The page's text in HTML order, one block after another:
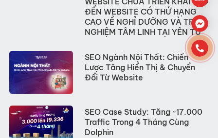
ĐẾN WEBSITE CÓ THỨ HẠNG
CAO VỀ NGHỈ DƯỠNG VÀ TRẢI
NGHIỆM TÂM LINH TẠI YÊN TỬ
SEO Ngành Nội Thất: Chiến
Lược Tăng Hiển Thị & Chuyển
Đổi Từ Website
SEO Case Study: Tăng ~17.000
Traffic Trong 4 Tháng Cùng
Dolphin